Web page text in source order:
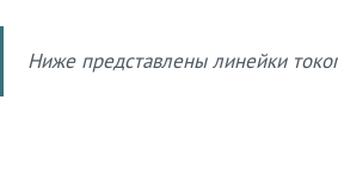
Ниже представлены линейки